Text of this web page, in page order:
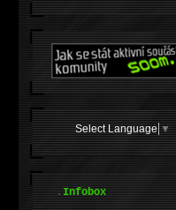
Select Language ▼
.Infobox